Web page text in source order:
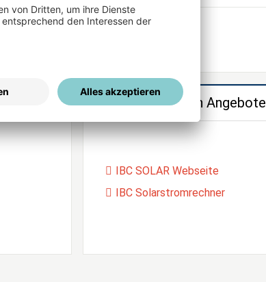
Passwort vergessen?
Unsere weiteren Angebote
IBC SOLAR Webseite
IBC Solarstromrechner